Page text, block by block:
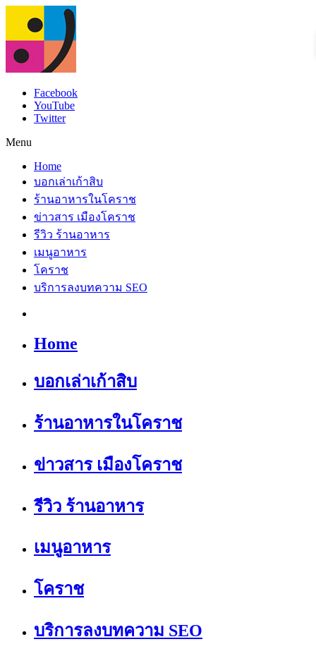
Facebook
YouTube
Twitter
Menu
Home
บอกเล่าเก้าสิบ
ร้านอาหารในโคราช
ข่าวสาร เมืองโคราช
รีวิว ร้านอาหาร
เมนูอาหาร
โคราช
บริการลงบทความ SEO
Home
บอกเล่าเก้าสิบ
ร้านอาหารในโคราช
ข่าวสาร เมืองโคราช
รีวิว ร้านอาหาร
เมนูอาหาร
โคราช
บริการลงบทความ SEO